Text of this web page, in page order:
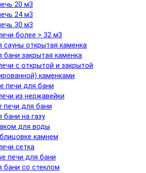
20 м3
24 м3
30 м3
более > 32 м3
сауны открытая каменка
бани закрытая каменка
с открытой и закрытой
каменками
печи для бани
из нержавейки
печи для бани
бани на газу
для воды
камнем
сетка
печи для бани
бани со стеклом